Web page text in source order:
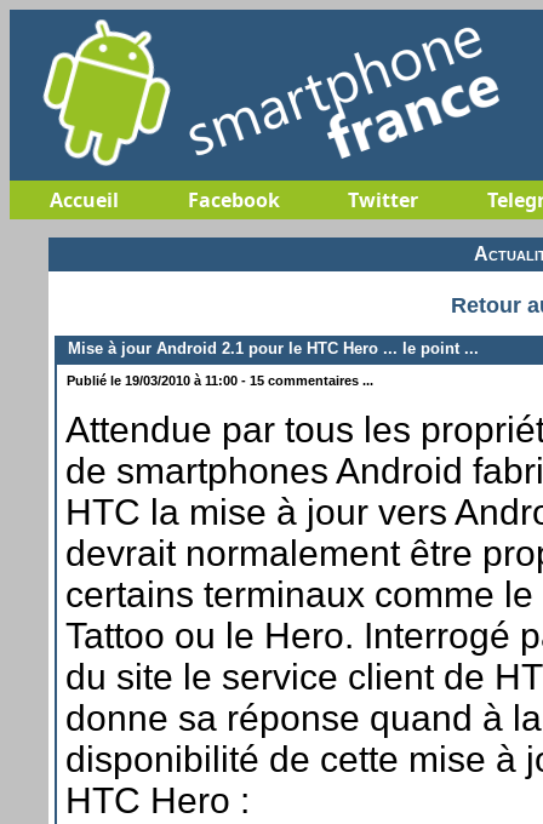
Accueil Facebook Twitter
Retour
Mise à jour Android 2.1 pour le HTC Hero ... le point ...
Publié le 19/03/2010 à 11:00 - 15 commentaires ...
Attendue par tous les
de smartphones Android
HTC la mise à jour vers
devrait normalement être
certains terminaux comme
Tattoo ou le Hero. Interrogé
du site le service client de
donne sa réponse quand à
disponibilité de cette mise à
HTC Hero :